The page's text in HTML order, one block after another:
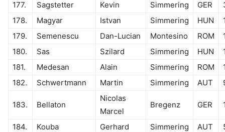
177.
Sagstetter Kevin Simmering GER
178.
Magyar Istvan Simmering HUN
179.
Semenescu Dan-Lucian Montesino ROM
180.
Sas Szilard Simmering HUN
181.
Medesan Alain Simmering ROM
182.
Schwertmann Martin Simmering AUT
183. Bellaton
Nicolas
Marcel
Bregenz GER
184. Kouba Gerhard Simmering AUT